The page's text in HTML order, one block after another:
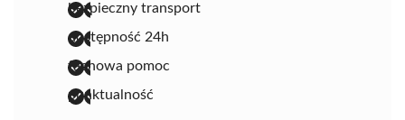
bezpieczny transport
dostępność 24h
fachowa pomoc
punktualność